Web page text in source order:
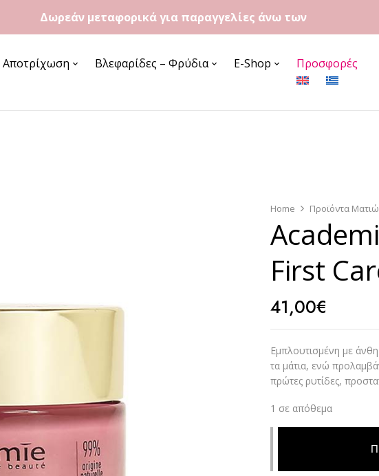
Δωρεάν μεταφορικά για παραγγελίες άνω των
Αποτρίχωση Βλεφαρίδες – Φρύδια E-Shop Προσφορές
Home Προϊόντα
First
41,00€
Εμπλουτισμένη με
τα μάτια, ενώ
πρώτες ρυτίδες,
1 σε απόθεμα